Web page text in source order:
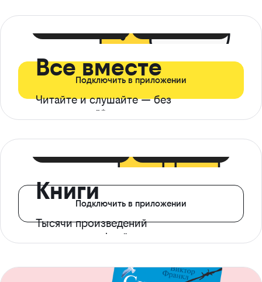
Все вместе
Читайте и слушайте — без
ограничений*
Подключить в приложении
Книги
Тысячи произведений
с доступом офлайн
Подключить в приложении